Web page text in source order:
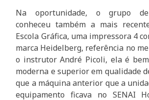
Na oportunidade, o grupo de
conheceu também a mais
Escola Gráfica, uma impressora 4
marca Heidelberg, referência no
o instrutor André Picoli, ela é
moderna e superior em qualidade
que a máquina anterior que a
equipamento ficava no SENAI